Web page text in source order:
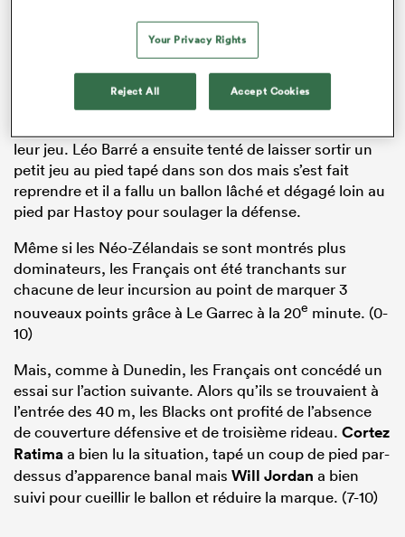
et les Français ont frôlé la correctionnelle dans la
foulée. Les Bleus ont concédé une touche directe dans
leur jeu. Léo Barré a ensuite tenté de laisser sortir un
petit jeu au pied tapé dans son dos mais s’est fait
reprendre et il a fallu un ballon lâché et dégagé loin au
pied par Hastoy pour soulager la défense.
Même si les Néo-Zélandais se sont montrés plus
dominateurs, les Français ont été tranchants sur
chacune de leur incursion au point de marquer 3
nouveaux points grâce à Le Garrec à la 20e minute. (0-
10)
Mais, comme à Dunedin, les Français ont concédé un
essai sur l’action suivante. Alors qu’ils se trouvaient à
l’entrée des 40 m, les Blacks ont profité de l’absence
de couverture défensive et de troisième rideau. Cortez
Ratimaa bien lu la situation, tapé un coup de pied par-
dessus d’apparence banal mais Will Jordan a bien
suivi pour cueillir le ballon et réduire la marque. (7-10)
Your Privacy Rights
Reject All Accept Cookies